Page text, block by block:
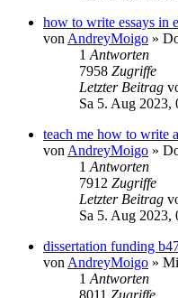
how to write essays in
von AndreyMoigo »
1 Antworten
7958 Zugriffe
Letzter Beitrag
Sa 5. Aug 2023,
teach me how to write
von AndreyMoigo »
1 Antworten
7912 Zugriffe
Letzter Beitrag
Sa 5. Aug 2023,
dissertation funding
von AndreyMoigo »
1 Antworten
8011 Zugriffe